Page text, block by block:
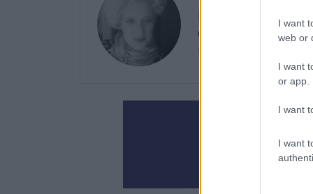
I want
web or
I want
or app.
I want
I want
Εργάζεται στις
ευθύνης. Ειδικεύεται